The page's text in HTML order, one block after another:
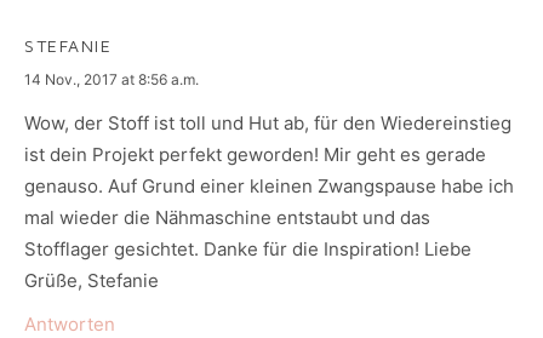
STEFANIE
says:
14 Nov., 2017 at 8:56 a.m.
Wow, der Stoff ist toll und Hut ab, für den Wiedereinstieg
ist dein Projekt perfekt geworden! Mir geht es gerade
genauso. Auf Grund einer kleinen Zwangspause habe ich
mal wieder die Nähmaschine entstaubt und das
Stofflager gesichtet. Danke für die Inspiration! Liebe
Grüße, Stefanie
Antworten